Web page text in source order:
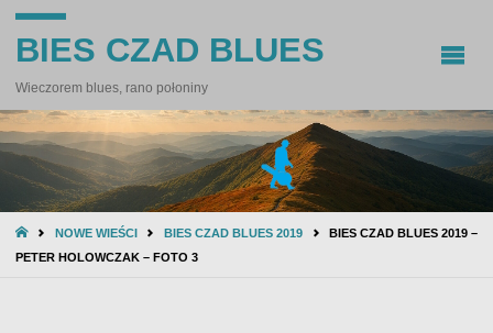
BIES CZAD BLUES
Wieczorem blues, rano połoniny
STRONA
GŁÓWNA
NOWE WIEŚCI BIES CZAD BLUES 2019
BIES CZAD BLUES 2019 –
PETER HOLOWCZAK – FOTO 3